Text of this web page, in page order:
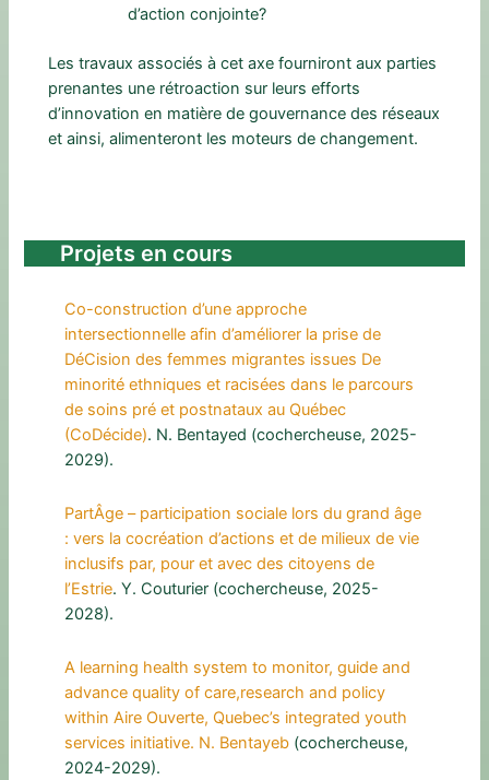
d’action conjointe?
Les travaux associés à cet axe fourniront aux parties
prenantes une rétroaction sur leurs efforts
d’innovation en matière de gouvernance des réseaux
et ainsi, alimenteront les moteurs de changement.
Projets en cours
Co-construction d’une approche
intersectionnelle afin d’améliorer la prise de
DéCision des femmes migrantes issues De
minorité ethniques et racisées dans le parcours
de soins pré et postnataux au Québec
(CoDécide). N. Bentayed (cochercheuse, 2025-
2029).
PartÂge – participation sociale lors du grand âge
: vers la cocréation d’actions et de milieux de vie
inclusifs par, pour et avec des citoyens de
l’Estrie. Y. Couturier (cochercheuse, 2025-
2028).
A learning health system to monitor, guide and
advance quality of care,research and policy
within Aire Ouverte, Quebec’s integrated youth
services initiative. N. Bentayeb(cochercheuse,
2024-2029).